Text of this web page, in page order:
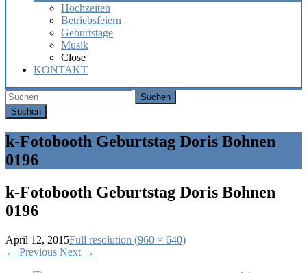
Hochzeiten
Betriebsfeiern
Geburtstage
Musik
Close
KONTAKT
Suchen
k-Fotobooth Geburtstag Doris Bohnen
0196
k-Fotobooth Geburtstag Doris Bohnen
0196
April 12, 2015Full resolution (960 × 640)
← Previous Next →